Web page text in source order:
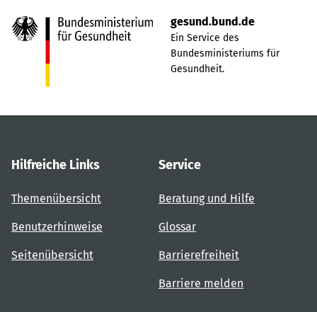
gesund.bund.de
Ein Service des
Bundesministeriums für
Gesundheit.
Hilfreiche Links
Themenübersicht
Benutzerhinweise
Seitenübersicht
Service
Beratung und Hilfe
Glossar
Barrierefreiheit
Barriere melden